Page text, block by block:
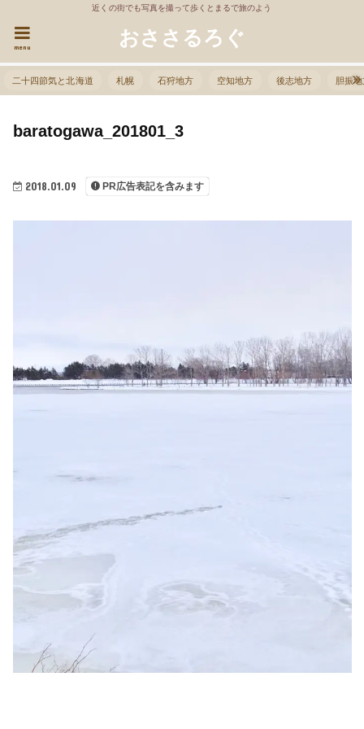
近くの街でも写真を撮って歩くとまるで旅のよう
おささるろぐ
menu
二十四節気と北海道 札幌 石狩地方 空知地方 後志地方 胆振
2018.01.09 PR広告表記を含みます
baratogawa_201801_3